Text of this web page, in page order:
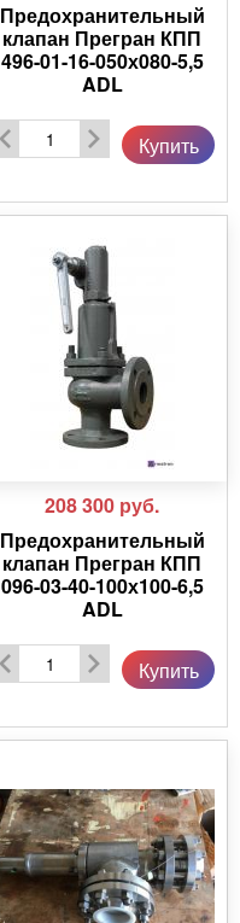
Предохранительный
клапан Прегран КПП
496-01-16-050х080-5,5
ADL
Купить
208 300 руб.
Предохранительный
клапан Прегран КПП
096-03-40-100х100-6,5
ADL
Купить